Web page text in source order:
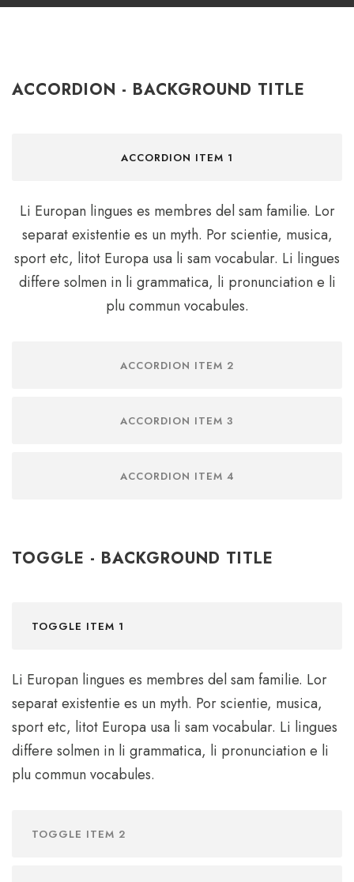
ACCORDION - BACKGROUND TITLE
ACCORDION ITEM 1
Li Europan lingues es membres del sam familie. Lor
separat existentie es un myth. Por scientie, musica,
sport etc, litot Europa usa li sam vocabular. Li lingues
differe solmen in li grammatica, li pronunciation e li
plu commun vocabules.
ACCORDION ITEM 2
ACCORDION ITEM 3
ACCORDION ITEM 4
TOGGLE - BACKGROUND TITLE
TOGGLE ITEM 1
Li Europan lingues es membres del sam familie. Lor
separat existentie es un myth. Por scientie, musica,
sport etc, litot Europa usa li sam vocabular. Li lingues
differe solmen in li grammatica, li pronunciation e li
plu commun vocabules.
TOGGLE ITEM 2